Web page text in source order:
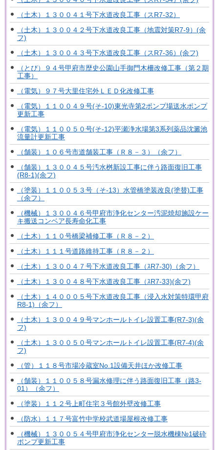
（土木）１３００４１号下水道改良工事（スR7-32）
（土木）１３００４２号下水道改良工事（地震対策R7-9）(余
フ)
（土木）１３００４３号下水道改良工事（スR7-36）(余フ)
（とび）９４号甲府市歴史公園山手御門木柵改修工事（第２期
工事）
（電気）９７号大里住宅外ＬＥＤ化改修工事
（電気）１１００４９号(そ-10)東光寺第2ポンプ場送水ポンプ
更新工事
（電気）１１００５０号(そ-12)平瀬浄水場第3系列薬品沈澱池
流量計更新工事
（舗装）１０６号市道舗装工事（Ｒ８－３）（余フ）
（舗装）１３００４５号汚水桝新設工事に伴う路面復旧工事
(R8-1)(余フ)
（塗装）１１００５３号（そ-13）水管橋塗装改良(塗替)工事
（余フ）
（機械）１３００４６号甲府市浄化センター汚泥焼却施設ケー
キ搬送コンベア長寿命化工事
（土木）１１０号橋梁補修工事（Ｒ８－２）
（土木）１１１号道路維持工事（Ｒ８－２）
（土木）１３００４７号下水道改良工事（ｽR7-30)（余フ）
（土木）１３００４８号下水道改良工事（ｽR7-33)(余フ)
（土木）１４０００５号下水道改良工事（浸入水対策特環甲府
R8-1)（余フ）
（土木）１３００４９号マンホールトイレ設置工事(R7-3)(余
フ)
（土木）１３００５０号マンホールトイレ設置工事(R7-4)(余
フ)
（管）１１８号市場冷蔵室No.1設備天井ほか改修工事
（舗装）１１００５８号漏水修理に伴う路面復旧工事（路3-
01）（余フ）
（塗装）１１２号上町住宅３号館外壁改修工事
（防水）１１７号富竹中学校武道場屋根改修工事
（機械）１３００５４号甲府市浄化センター脱水機棟№1破砕
ポンプ更新工事